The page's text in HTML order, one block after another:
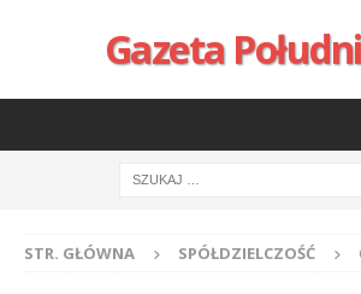
Gazeta
STR. GŁÓWNA SPÓŁDZIELCZOŚĆ